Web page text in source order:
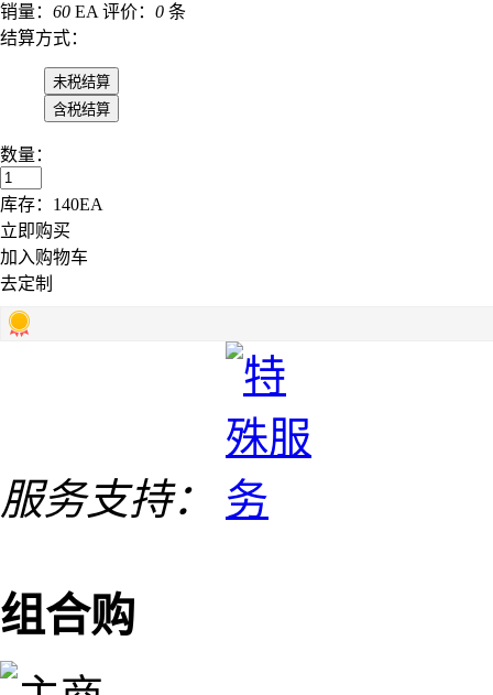
销量： 60 EA 评价： 0 条
结算方式：
数量：
库存： 140EA
立即购买
加入购物车
去定制
服务支持：
组合购